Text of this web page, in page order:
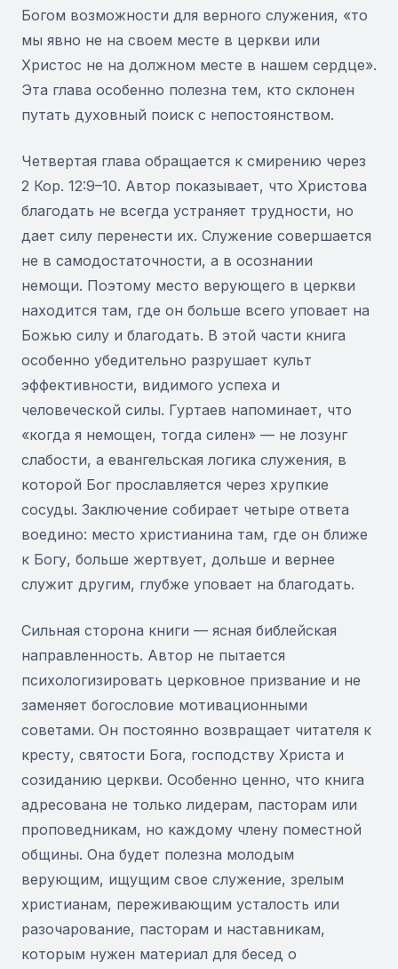
Богом возможности для верного служения, «то
мы явно не на своем месте в церкви или
Христос не на должном месте в нашем сердце».
Эта глава особенно полезна тем, кто склонен
путать духовный поиск с непостоянством.
Четвертая глава обращается к смирению через
2 Кор. 12:9–10. Автор показывает, что Христова
благодать не всегда устраняет трудности, но
дает силу перенести их. Служение совершается
не в самодостаточности, а в осознании
немощи. Поэтому место верующего в церкви
находится там, где он больше всего уповает на
Божью силу и благодать. В этой части книга
особенно убедительно разрушает культ
эффективности, видимого успеха и
человеческой силы. Гуртаев напоминает, что
«когда я немощен, тогда силен» — не лозунг
слабости, а евангельская логика служения, в
которой Бог прославляется через хрупкие
сосуды. Заключение собирает четыре ответа
воедино: место христианина там, где он ближе
к Богу, больше жертвует, дольше и вернее
служит другим, глубже уповает на благодать.
Сильная сторона книги — ясная библейская
направленность. Автор не пытается
психологизировать церковное призвание и не
заменяет богословие мотивационными
советами. Он постоянно возвращает читателя к
кресту, святости Бога, господству Христа и
созиданию церкви. Особенно ценно, что книга
адресована не только лидерам, пасторам или
проповедникам, но каждому члену поместной
общины. Она будет полезна молодым
верующим, ищущим свое служение, зрелым
христианам, переживающим усталость или
разочарование, пасторам и наставникам,
которым нужен материал для бесед о